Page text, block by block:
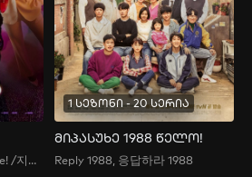
From Now On, Showtime! /지금부터, 쇼타임!지금부터, 쇼타임!
1 სეზონი - 20 სერია
მიპასუხე 1988 წელო!
Reply 1988, 응답하라 1988